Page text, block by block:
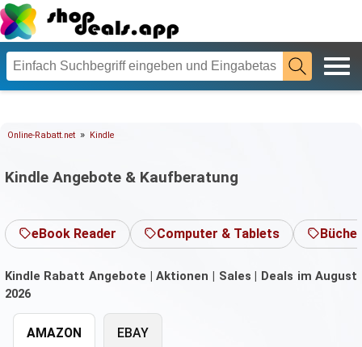
Online-Rabatt.net » Kindle
Kindle Angebote & Kaufberatung
eBook Reader Computer & Tablets Bücher
Kindle Rabatt Angebote | Aktionen | Sales | Deals im August
2026
AMAZON EBAY